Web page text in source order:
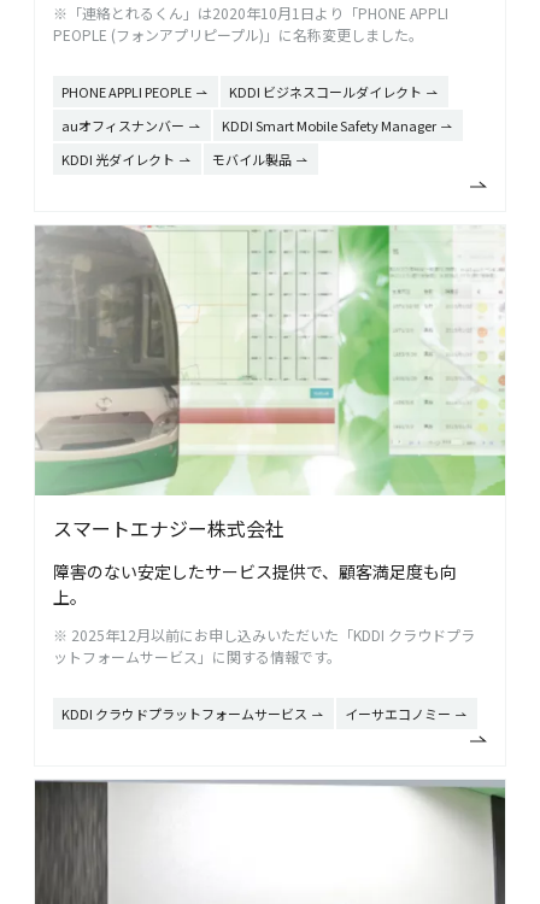
※「連絡とれるくん」は2020年10月1日より「PHONE APPLI
PEOPLE (フォンアプリピープル)」に名称変更しました。
PHONE APPLI PEOPLE
KDDI ビジネスコールダイレクト
auオフィスナンバー
KDDI Smart Mobile Safety Manager
KDDI 光ダイレクト
モバイル製品
スマートエナジー株式会社
障害のない安定したサービス提供で、顧客満足度も向
上。
※ 2025年12月以前にお申し込みいただいた「KDDI クラウドプラ
ットフォームサービス」に関する情報です。
KDDI クラウドプラットフォームサービス イーサエコノミー